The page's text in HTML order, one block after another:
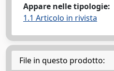
Appare nelle tipologie:
1.1 Articolo in rivista
File in questo prodotto: